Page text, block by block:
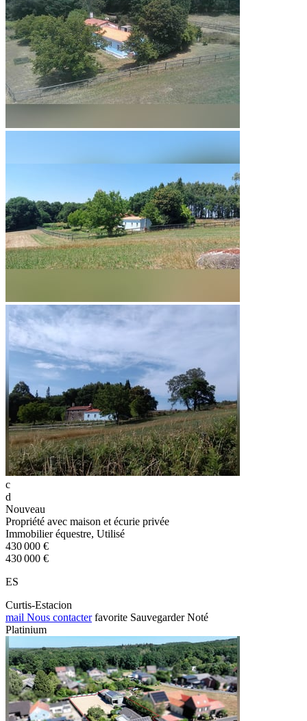
c
d
Nouveau
Propriété avec maison et écurie privée
Immobilier équestre, Utilisé
430 000 €
430 000 €
ES
Curtis-Estacion
mail Nous contacter favorite Sauvegarder Noté
Platinium